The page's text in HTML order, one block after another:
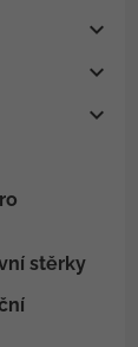
stěrky